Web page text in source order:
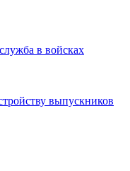
в войсках
выпускников